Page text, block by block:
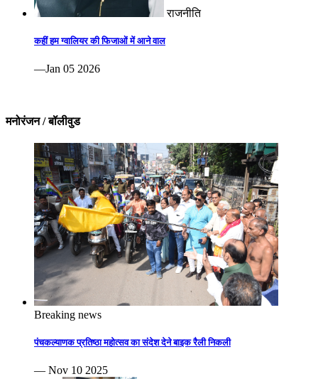
राजनीति
कहीं हम ग्वालियर की फिजाओं में आने वाल
—Jan 05 2026
मनोरंजन / बॉलीवुड
Breaking news
पंचकल्याणक प्रतिष्ठा महोत्सव का संदेश देने बाइक रैली निकली
— Nov 10 2025